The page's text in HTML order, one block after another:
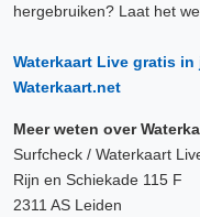
hergebruiken? Laat het
Waterkaart Live gratis in
Waterkaart.net
Meer weten over
Surfcheck / Waterkaart
Rijn en Schiekade 115 F
2311 AS Leiden